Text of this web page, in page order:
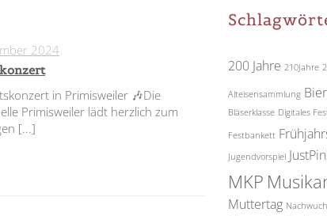
2024
in Primisweiler 🎶Die
Primisweiler lädt herzlich zum
[...]
200 Jahre 210Jahre
Alteisensammlung
Bläserklasse Digitales
Festbankett
Jugendvorspiel
MKP
Muttertag